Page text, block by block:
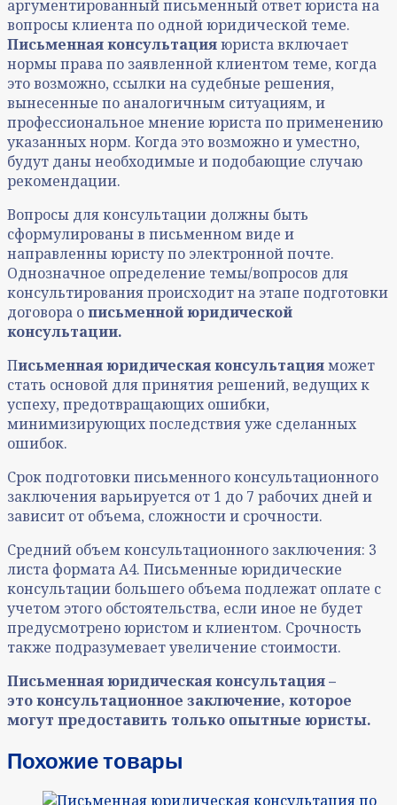
аргументированный письменный ответ юриста на
вопросы клиента по одной юридической теме.
Письменная консультацияюриста включает
нормы права по заявленной клиентом теме, когда
это возможно, ссылки на судебные решения,
вынесенные по аналогичным ситуациям, и
профессиональное мнение юриста по применению
указанных норм. Когда это возможно и уместно,
будут даны необходимые и подобающие случаю
рекомендации.
Вопросы для консультации должны быть
сформулированы в письменном виде и
направленны юристу по электронной почте.
Однозначное определение темы/вопросов для
консультирования происходит на этапе подготовки
договора описьменной юридической
консультации.
Письменная юридическая консультацияможет
стать основой для принятия решений, ведущих к
успеху, предотвращающих ошибки,
минимизирующих последствия уже сделанных
ошибок.
Срок подготовки письменного консультационного
заключения варьируется от 1 до 7 рабочих дней и
зависит от объема, сложности и срочности.
Средний объем консультационного заключения: 3
листа формата А4. Письменные юридические
консультации большего объема подлежат оплате с
учетом этого обстоятельства, если иное не будет
предусмотрено юристом и клиентом. Срочность
также подразумевает увеличение стоимости.
Письменная юридическая консультация –
это консультационное заключение, которое
могут предоставить только опытные юристы.
Похожие товары